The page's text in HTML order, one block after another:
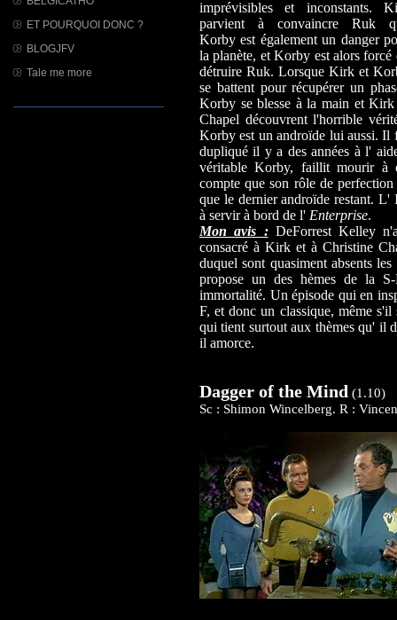
ET POURQUOI DONC ?
BLOGJFV
Tale me more
imprévisibles et inconstants.
parvient à convaincre Ruk
Korby est également un danger
la planète, et Korby est alors forcé
détruire Ruk. Lorsque Kirk et
se battent pour récupérer un
Korby se blesse à la main et Kirk
Chapel découvrent l'horrible
Korby est un androïde lui aussi. Il
dupliqué il y a des années à l'
véritable Korby, faillit mourir à
compte que son rôle de
que le dernier androïde restant.
à servir à bord de l' Enterprise.
Mon avis :DeForrest Kelley
consacré à Kirk et à Christine
duquel sont quasiment absents
propose un des hèmes de la
immortalité. Un épisode qui en
F, et donc un classique, même
qui tient surtout aux thèmes qu' il
il amorce.
Dagger of the Mind (1.10)
Sc : Shimon Wincelberg. R :